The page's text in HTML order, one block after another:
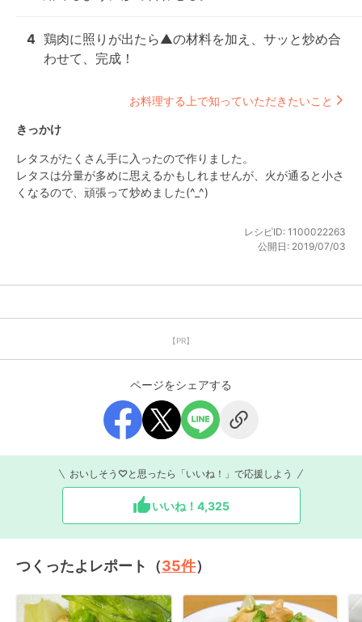
4 鶏肉に照りが出たら▲の材料を加え、サッと炒め合
わせて、完成！
お料理する上で知っていただきたいこと
きっかけ
レタスがたくさん手に入ったので作りました。
レタスは分量が多めに思えるかもしれませんが、火が通ると小さ
くなるので、頑張って炒めました(^_^)
レシピID: 1100022263
公開日: 2019/07/03
【PR】
ページをシェアする
おいしそう♡と思ったら「いいね！」で応援しよう
いいね！ 4,325
つくったよレポート（35件）